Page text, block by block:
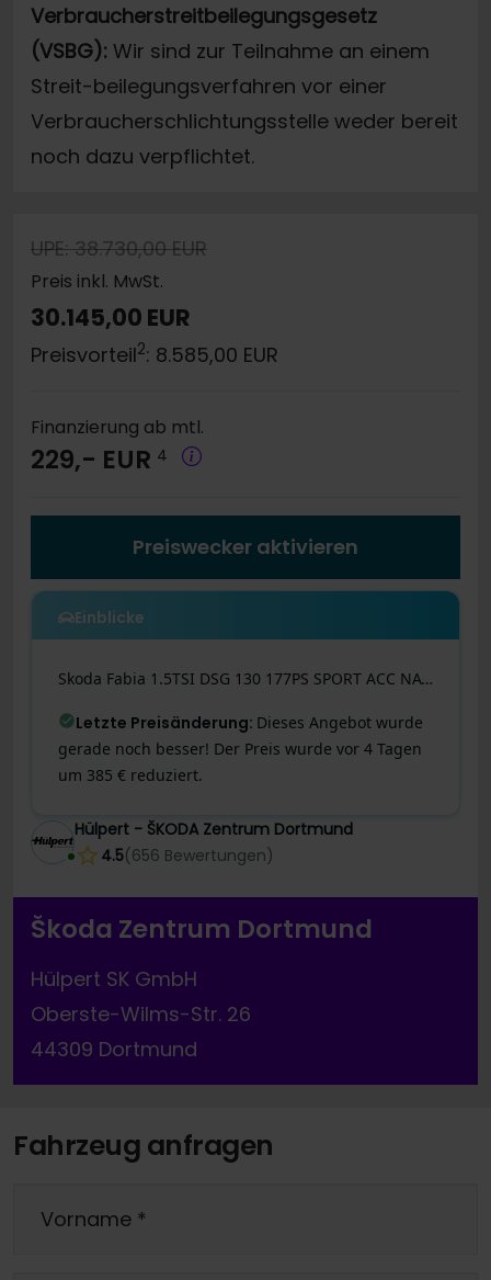
Verbraucherstreitbeilegungsgesetz
(VSBG): Wir sind zur Teilnahme an einem
Streit-beilegungsverfahren vor einer
Verbraucherschlichtungsstelle weder bereit
noch dazu verpflichtet.
UPE: 38.730,00 EUR
Preis inkl. MwSt.
30.145,00 EUR
Preisvorteil2: 8.585,00 EUR
Finanzierung ab mtl.
229,- EUR 4
Preiswecker aktivieren
Einblicke
Skoda Fabia 1.5TSI DSG 130 177PS SPORT ACC NAV SHZ
Letzte Preisänderung: Dieses Angebot wurde
gerade noch besser! Der Preis wurde vor 4 Tagen
um 385 € reduziert.
Hülpert - ŠKODA Zentrum Dortmund
4.5(656 Bewertungen)
Škoda Zentrum Dortmund
Hülpert SK GmbH
Oberste-Wilms-Str. 26
44309 Dortmund
Fahrzeug anfragen
Vorname *